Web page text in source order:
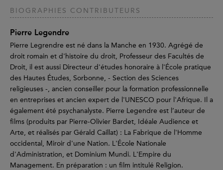
BIOGRAPHIES CONTRIBUTEURS
Pierre Legendre
Pierre Legrendre est né dans la Manche en 1930. Agrégé de
droit romain et d'histoire du droit, Professeur des Facultés de
Droit, il est aussi Directeur d'études honoraire à l'École pratique
des Hautes Études, Sorbonne, - Section des Sciences
religieuses -, ancien conseiller pour la formation professionnelle
en entreprises et ancien expert de l'UNESCO pour l'Afrique. Il a
également été psychanalyste. Pierre Legendre est l’auteur de
films (produits par Pierre-Olivier Bardet, Idéale Audience et
Arte, et réalisés par Gérald Caillat) : La Fabrique de l'Homme
occidental, Miroir d'une Nation. L'École Nationale
d'Administration, et Dominium Mundi. L'Empire du
Management. En préparation : un film intitulé Religion.